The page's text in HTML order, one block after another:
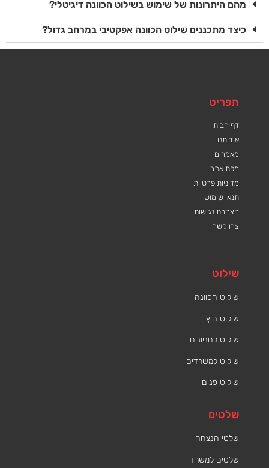
מהם היתרונות של שימוש בשילוט הכוונה דיגיטלי?
כיצד מתכננים שילוט הכוונה אפקטיבי במרחב גדול?
תפריט
דף הבית
אודותנו
מאמרים
מפת אתר
מדיניות פרטיות
תנאי שימוש
הצהרת נגישות
צרו קשר
שילוט
שילוט הכוונה
שילוט חוץ
שילוט לחניונים
שילוט למשרדים
שילוט פנים
שלטים
שלטי הנצחה
שלטים למשרד